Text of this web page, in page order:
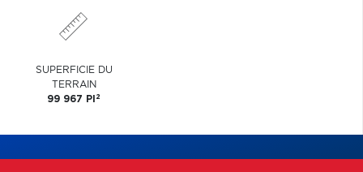
SUPERFICIE DU
TERRAIN
99 967 PI 2